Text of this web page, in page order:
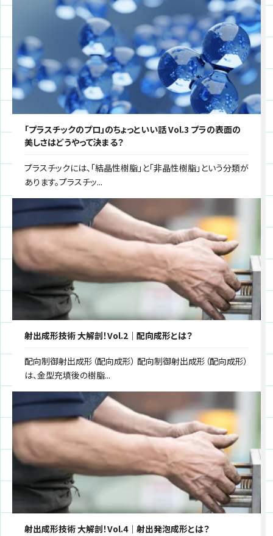
「プラスチックのプロ」のちょっといい話 Vol.3 プラの表面の
美しさはどうやって決まる？
プラスチックには、「結晶性樹脂」と「非晶性樹脂」という分類が
あります。プラスチッ...
射出成形技術 大解剖！Vol.2｜配向成形とは？
配向制御射出成形（配向成形） 配向制御射出成形（配向成形）
は、金型充填後の樹脂...
射出成形技術 大解剖！Vol.4｜射出発泡成形とは？